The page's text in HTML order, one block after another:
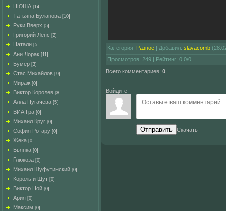
НЮША [14]
Татьяна Буланова [10]
Руки Вверх [5]
Григорий Лепс [2]
Натали [5]
Ани Лорак [11]
Бумер [3]
Стас Михайлов [9]
Мираж [0]
Виктор Королев [8]
Алла Пугачева [5]
ВИА Гра [0]
Михаил Круг [0]
София Ротару [0]
Жека [0]
Бьянка [0]
Глюкоза [0]
Михаил Шуфутинский [0]
Король и Шут [0]
Виктор Цой [0]
Ария [0]
Максим [0]
Категория: Разное | Добавил: slavacomb
Просмотров: 249 | Рейтинг: 0.0/0
Всего комментариев: 0
Войдите:
Отправить Скачать